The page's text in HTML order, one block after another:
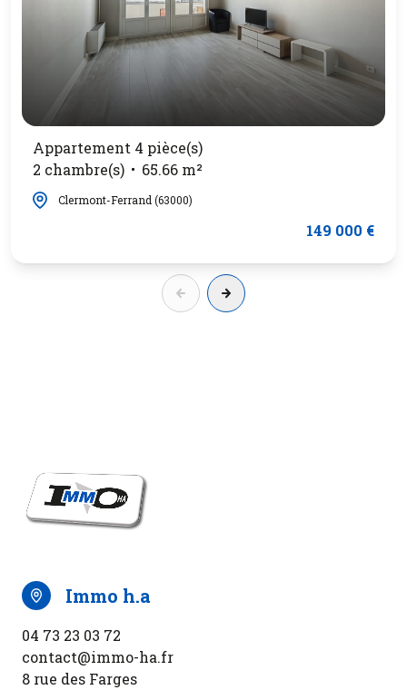
Appartement 4 pièce(s)
2 chambre(s)
65.66 m²
Clermont-Ferrand (63000)
149 000 €
immo h.a
04 73 23 03 72
contact@immo-ha.fr
8 rue des Farges